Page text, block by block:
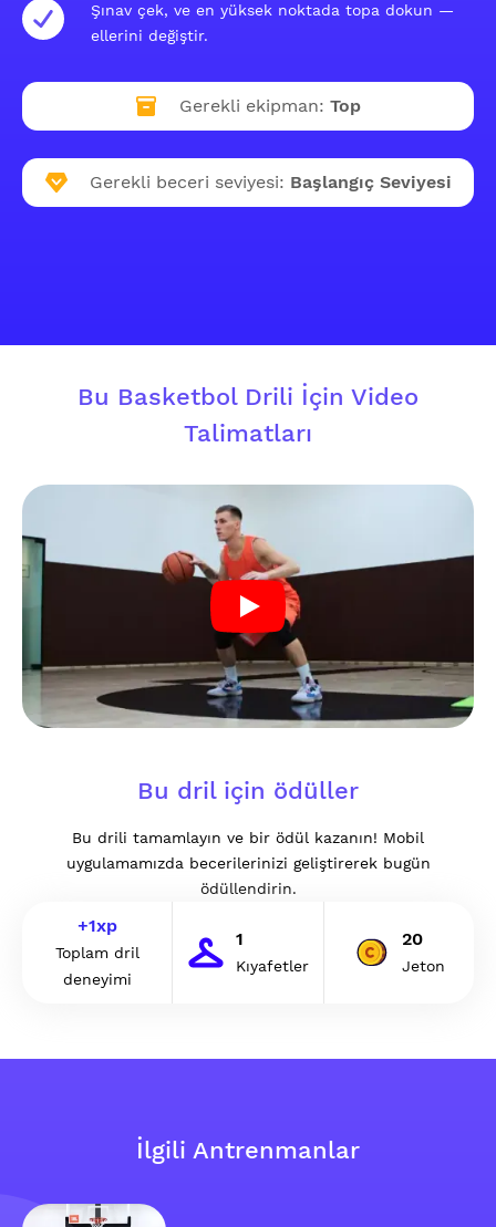
Şınav çek, ve en yüksek noktada topa dokun —
ellerini değiştir.
Gerekli ekipman: Top
Gerekli beceri seviyesi: Başlangıç Seviyesi
Bu Basketbol Drili İçin Video
Talimatları
Bu dril için ödüller
Bu drili tamamlayın ve bir ödül kazanın! Mobil
uygulamamızda becerilerinizi geliştirerek bugün
ödüllendirin.
+1xp
Toplam dril
deneyimi
1
Kıyafetler
20
Jeton
İlgili Antrenmanlar